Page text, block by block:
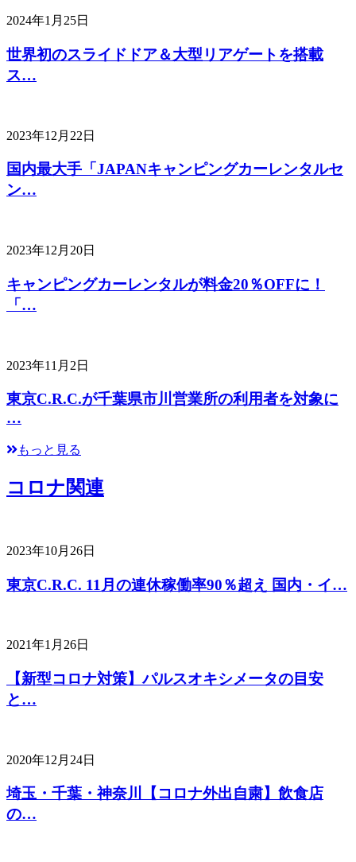
2024年1月25日
世界初のスライドドア＆大型リアゲートを搭載
ス…
2023年12月22日
国内最大手「JAPANキャンピングカーレンタルセ
ン…
2023年12月20日
キャンピングカーレンタルが料金20％OFFに！
「…
2023年11月2日
東京C.R.C.が千葉県市川営業所の利用者を対象に
…
もっと見る
コロナ関連
2023年10月26日
東京C.R.C. 11月の連休稼働率90％超え 国内・イ…
2021年1月26日
【新型コロナ対策】パルスオキシメータの目安
と…
2020年12月24日
埼玉・千葉・神奈川【コロナ外出自粛】飲食店
の…